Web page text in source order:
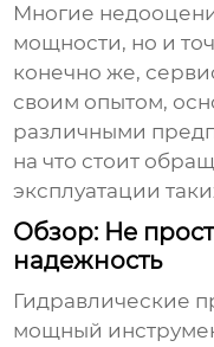
Многие
мощности, но и
конечно же,
своим опытом,
различными
на что стоит
эксплуатации
Обзор: Не
надежность
Гидравлические
мощный